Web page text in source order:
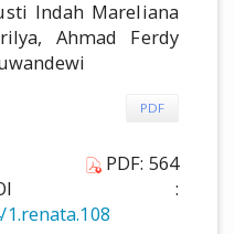
Indah Mareliana
Ahmad Ferdy
PDF
PDF: 564
: